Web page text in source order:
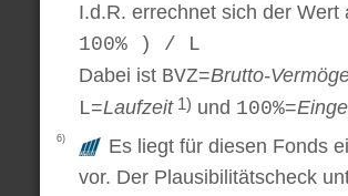
I.d.R. errechnet sich der
100% ) / L
Dabei ist BVZ=Brutto-
L=Laufzeit1) und 100%=
6)
Es liegt für diesen Fonds
vor. Der Plausibilitätscheck